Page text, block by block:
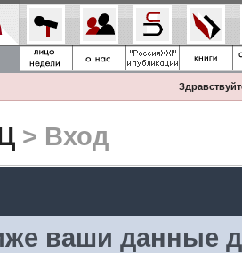
> Вход
ваши данные